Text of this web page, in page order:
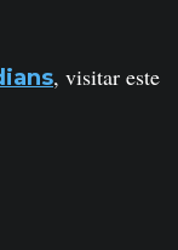
, visitar este